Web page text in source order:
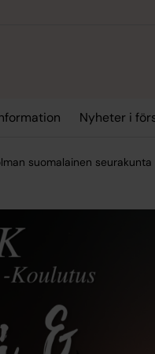
Nyheter i
suomalainen seurakunta